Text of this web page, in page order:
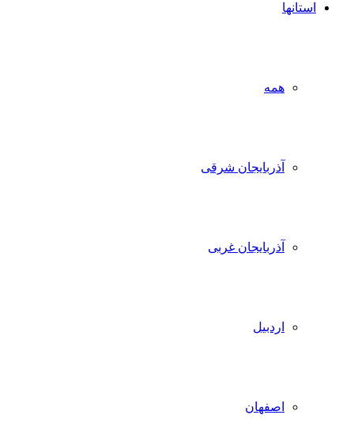
استانها
همه
آذربایجان شرقی
آذربایجان غربی
اردبیل
اصفهان